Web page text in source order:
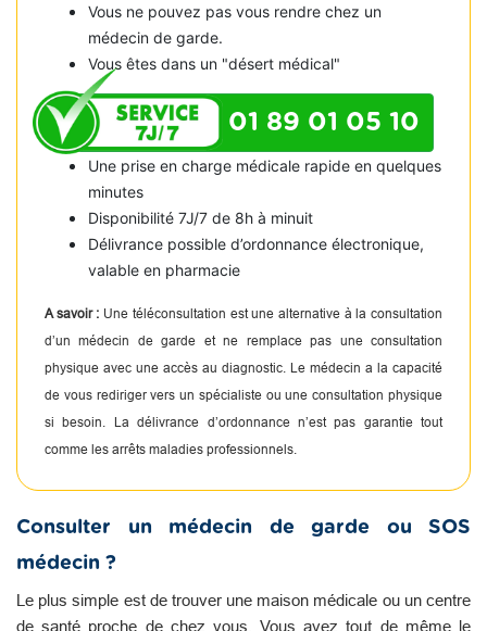
Vous ne pouvez pas vous rendre chez un
médecin de garde.
Vous êtes dans un "désert médical"
01 89 01 05 10
Une prise en charge médicale rapide en quelques
minutes
Disponibilité 7J/7 de 8h à minuit
Délivrance possible d’ordonnance électronique,
valable en pharmacie
A savoir : Une téléconsultation est une alternative à la consultation
d’un médecin de garde et ne remplace pas une consultation
physique avec une accès au diagnostic. Le médecin a la capacité
de vous rediriger vers un spécialiste ou une consultation physique
si besoin. La délivrance d’ordonnance n’est pas garantie tout
comme les arrêts maladies professionnels.
Consulter un médecin de garde ou SOS
médecin ?
Le plus simple est de trouver une maison médicale ou un centre
de santé proche de chez vous. Vous avez tout de même le